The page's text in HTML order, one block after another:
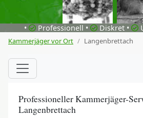
• Professionell • Diskret •
Kammerjäger vor Ort Langenbrettach
Professioneller Kammerjäger-
Langenbrettach